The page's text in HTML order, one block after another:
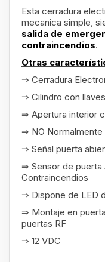
Esta cerradura
mecanica simple,
salida de
contraincendios.
Otras
⇒ Cerradura
⇒ Cilindro con
⇒ Apertura interior
⇒ NO Normalmente
⇒ Señal puerta
⇒ Sensor de puerta
Contraincendios
⇒ Dispone de LED
⇒ Montaje en
puertas RF
⇒ 12 VDC